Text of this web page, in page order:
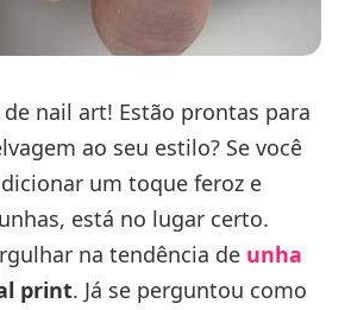
nail art! Estão prontas para
ao seu estilo? Se você
um toque feroz e
está no lugar certo.
na tendência de unha
print. Já se perguntou como